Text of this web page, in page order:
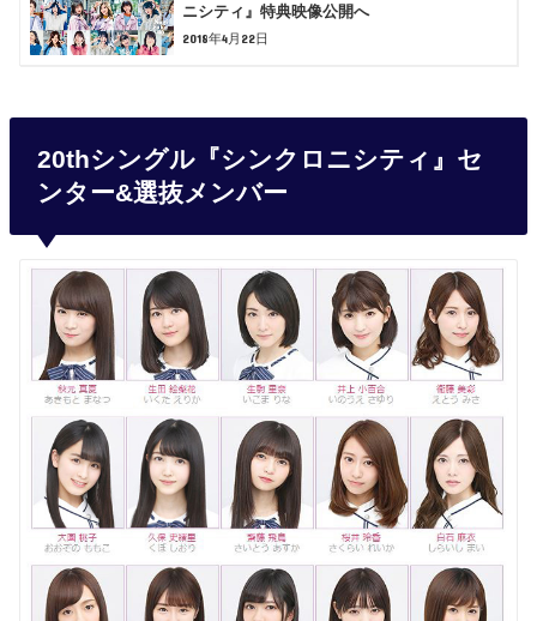
ニシティ』特典映像公開へ
2018年4月22日
20thシングル『シンクロニシティ』セ
ンター&選抜メンバー